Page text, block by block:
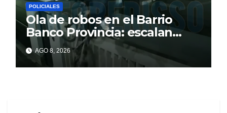
POLICIALES
Ola de robos en el Barrio
Banco Provincia: escalan
paredes en la noche y nadie
responde
AGO 8, 2026